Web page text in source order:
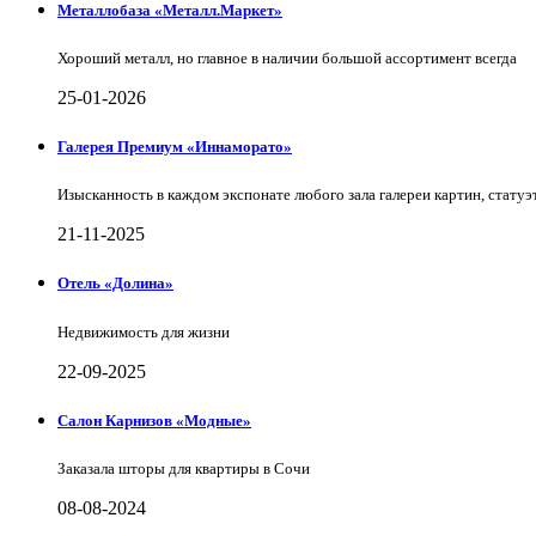
Металлобаза «Металл.Маркет»
Хороший металл, но главное в наличии большой ассортимент всегда
25-01-2026
Галерея Премиум «Иннаморато»
Изысканность в каждом экспонате любого зала галереи картин,
21-11-2025
Отель «Долина»
Недвижимость для жизни
22-09-2025
Салон Карнизов «Модные»
Заказала шторы для квартиры в Сочи
08-08-2024